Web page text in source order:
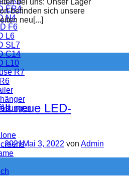
ER4
N4
F6
L6
SL7
C14
L10
R7
bei uns: Unser Lager
befinden sich unsere
neu[...]
neue LED-
2021Mai 3, 2022 von Admin